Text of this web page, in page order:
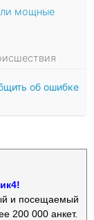
мощные
об ошибке
и посещаемый
200 000 анкет.